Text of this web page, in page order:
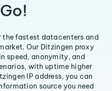
the fastest datacenters and
Our Ditzingen proxy
speed, anonymity, and
with uptime higher
IP address, you can
source you need